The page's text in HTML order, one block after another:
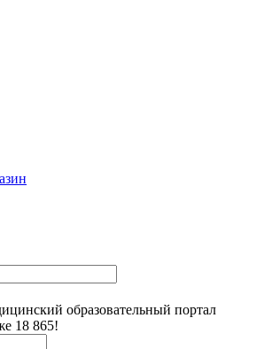
образовательный портал
18 865!